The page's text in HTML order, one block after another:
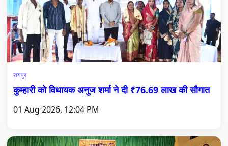
रायपुर
कुम्हारी को विधायक अनुज शर्मा ने दी ₹76.69 लाख की सौगात
01 Aug 2026, 12:04 PM